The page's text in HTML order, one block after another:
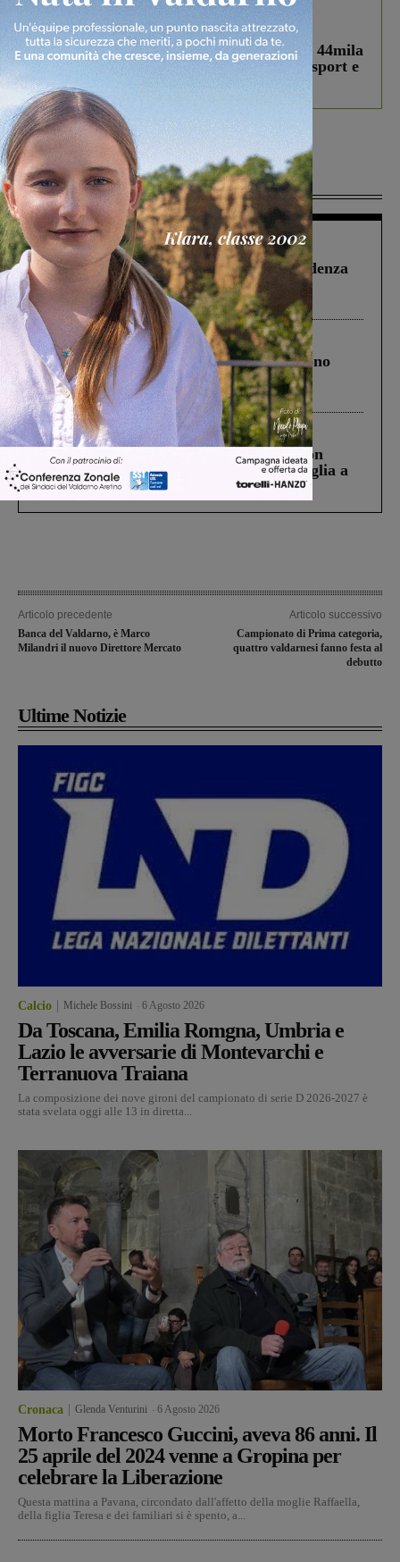
In vetrina 3 Agosto 2026
Estra Notizie agosto: Smart Cities, oltre 44mila
studenti coinvolti, torna il bando per lo sport e
debutta il podcast Estrair
Più lette
Figline Incisa Valdarno 1 Agosto 2026
Piscina di Figline finanziata oltre la scadenza
Pnrr, il gruppo di Fratelli d’Italia: “Un
ringraziamento al Governo”
Cronaca 4 Agosto 2026
Un anno fa la strage in A1 in cui morirono
Gianni, Giulia e Franco. Lo schianto, il
processo, lo stop ai sorpassi fra tir....
Cronaca 3 Agosto 2026
Scomparso da una struttura di Castiglion
Fiorentino l’uomo che aveva ucciso la figlia a
Levane nel 2020
Articolo precedente
Banca del Valdarno, è Marco
Milandri il nuovo Direttore Mercato
Articolo successivo
Campionato di Prima categoria,
quattro valdarnesi fanno festa al
debutto
Ultime Notizie
Calcio Michele Bossini 6 Agosto 2026
Da Toscana, Emilia Romgna, Umbria e
Lazio le avversarie di Montevarchi e
Terranuova Traiana
La composizione dei nove gironi del campionato di serie D 2026-2027 è
stata svelata oggi alle 13 in diretta...
Cronaca Glenda Venturini 6 Agosto 2026
Morto Francesco Guccini, aveva 86 anni. Il
25 aprile del 2024 venne a Gropina per
celebrare la Liberazione
Questa mattina a Pavana, circondato dall'affetto della moglie Raffaella,
della figlia Teresa e dei familiari si è spento, a...